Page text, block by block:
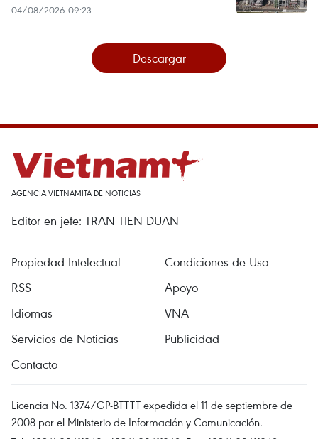
04/08/2026 09:23
Descargar
AGENCIA VIETNAMITA DE NOTICIAS
Editor en jefe: TRAN TIEN DUAN
Propiedad Intelectual
Condiciones de Uso
RSS
Apoyo
Idiomas
VNA
Servicios de Noticias
Publicidad
Contacto
Licencia No. 1374/GP-BTTTT expedida el 11 de septiembre de
2008 por el Ministerio de Información y Comunicación.